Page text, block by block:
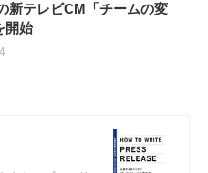
新テレビCM「チームの変
開始